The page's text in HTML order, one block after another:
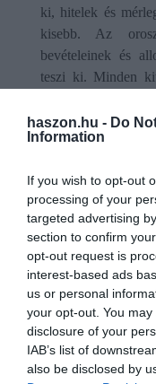
haszon.hu - Do
Information
If you wish to opt-out
processing of your
targeted advertising
section to confirm
opt-out request is
interest-based ads
us or personal
your opt-out. You
disclosure of your
IAB’s list of
also be disclosed by
ki, hitelek és
kisebb. Az
bevételeinek és
teszi ki. Minden
önfinanszírozott.
kitettséggel nem
közvetlen hatással.
A jegybank
A bankszektor főbb
alapján a magyar
járványt megelőző
növelték
(konszolidált) profitja
Magyarországon, és